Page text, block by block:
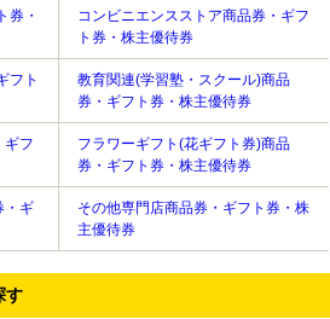
券・
コンビニエンスストア商品券・ギフ
ト券・株主優待券
フト
教育関連(学習塾・スクール)商品
券・ギフト券・株主優待券
ギフ
フラワーギフト(花ギフト券)商品
券・ギフト券・株主優待券
・ギ
その他専門店商品券・ギフト券・株
主優待券
す